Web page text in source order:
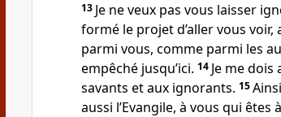
13 Je ne veux pas vous laisser
formé le projet d’aller vous
parmi vous, comme parmi les
empêché jusqu’ici. 14 Je me dois
savants et aux ignorants. 15
aussi l’Evangile, à vous qui êtes